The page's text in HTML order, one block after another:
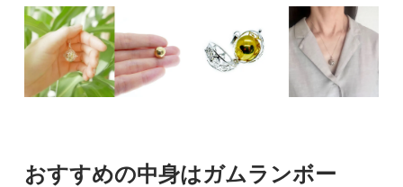
おすすめの中身はガムランボー